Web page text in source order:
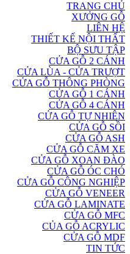
TRANG CHỦ
XƯỞNG GỖ
LIÊN HỆ
THIẾT KẾ NỘI THẤT
BỘ SƯU TẬP
CỬA GỖ 2 CÁNH
CỬA LÙA - CỬA TRƯỢT
CỬA GỖ THÔNG PHÒNG
CỬA GỖ 1 CÁNH
CỬA GỖ 4 CÁNH
CỬA GỖ TỰ NHIÊN
CỬA GỖ SỒI
CỬA GỖ ASH
CỬA GỖ CĂM XE
CỬA GỖ XOAN ĐÀO
CỬA GỖ ÓC CHÓ
CỬA GỖ CÔNG NGHIỆP
CỬA GỖ VENEER
CỬA GỖ LAMINATE
CỬA GỖ MFC
CỦA GỖ ACRYLIC
CỬA GỖ MDF
TIN TỨC